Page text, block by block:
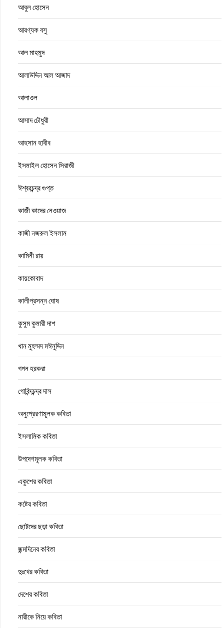
আবুল হোসেন
আরণ্যক বসু
আল মাহমুদ
আলাউদ্দিন আল আজাদ
আলাওল
আসাদ চৌধুরী
আহসান হাবীব
ইসমাইল হোসেন সিরাজী
ঈশ্বরচন্দ্র গুপ্ত
কাজী কাদের নেওয়াজ
কাজী নজরুল ইসলাম
কামিনী রায়
কায়কোবাদ
কালীপ্রসন্ন ঘোষ
কুসুম কুমারী দাশ
খান মুহম্মদ মঈনুদ্দিন
গগন হরকরা
গোবিন্দচন্দ্র দাস
অনুপ্রেরণামূলক কবিতা
ইসলামিক কবিতা
উপদেশমূলক কবিতা
একুশের কবিতা
কষ্টের কবিতা
ছোটদের ছড়া কবিতা
জন্মদিনের কবিতা
দুঃখের কবিতা
দেশের কবিতা
নারীকে নিয়ে কবিতা